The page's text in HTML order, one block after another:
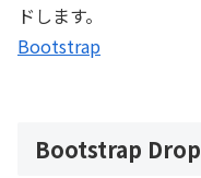
ドします。
Bootstrap
Bootstrap